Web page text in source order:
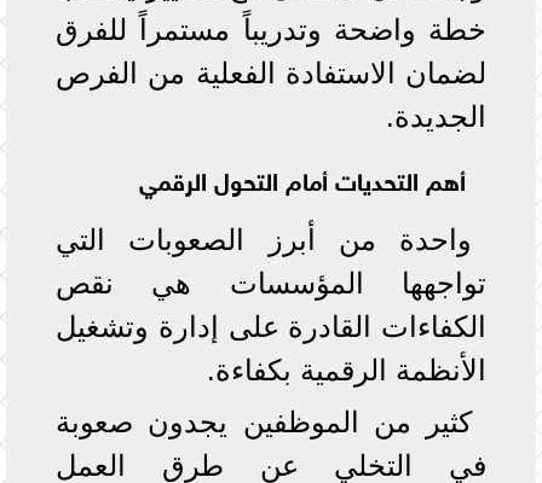
خطة واضحة وتدريباً مستمراً للفرق
لضمان الاستفادة الفعلية من الفرص
الجديدة.
أهم التحديات أمام التحول الرقمي
واحدة من أبرز الصعوبات التي
تواجهها المؤسسات هي نقص
الكفاءات القادرة على إدارة وتشغيل
الأنظمة الرقمية بكفاءة.
كثير من الموظفين يجدون صعوبة
في التخلي عن طرق العمل